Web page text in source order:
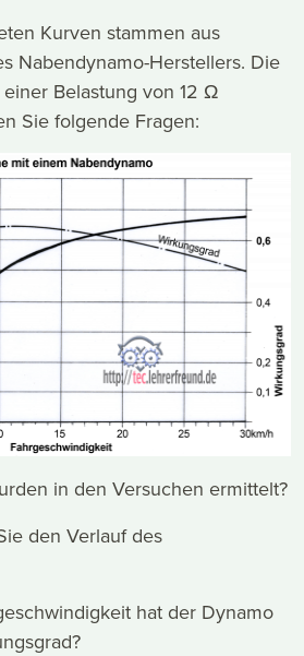
Kurven stammen aus
Nabendynamo-Herstellers. Die
Belastung von 12 Ω
Sie folgende Fragen:
in den Versuchen ermittelt?
den Verlauf des
hat der Dynamo